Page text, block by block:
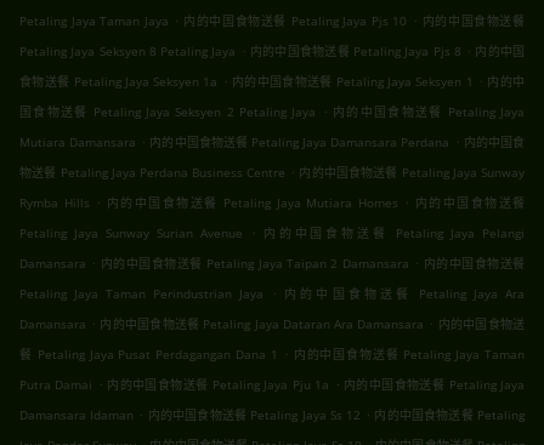
Petaling Jaya Taman Jaya . 内的中国食物送餐 Petaling Jaya Pjs 10 . 内的中国食物送餐
Petaling Jaya Seksyen 8 Petaling Jaya . 内的中国食物送餐 Petaling Jaya Pjs 8 . 内的中国
食物送餐 Petaling Jaya Seksyen 1a . 内的中国食物送餐 Petaling Jaya Seksyen 1 . 内的中
国食物送餐 Petaling Jaya Seksyen 2 Petaling Jaya
. 内的中国食物送餐 Petaling Jaya
Mutiara Damansara . 内的中国食物送餐 Petaling Jaya Damansara Perdana . 内的中国食
物送餐 Petaling Jaya Perdana Business Centre . 内的中国食物送餐 Petaling Jaya Sunway
Rymba Hills . 内的中国食物送餐 Petaling Jaya Mutiara Homes . 内的中国食物送餐
Petaling Jaya Sunway Surian Avenue
. 内的中国食物送餐 Petaling Jaya Pelangi
Damansara . 内的中国食物送餐 Petaling Jaya Taipan 2 Damansara . 内的中国食物送餐
Petaling Jaya Taman Perindustrian Jaya
. 内的中国食物送餐 Petaling Jaya Ara
Damansara . 内的中国食物送餐 Petaling Jaya Dataran Ara Damansara . 内的中国食物送
餐 Petaling Jaya Pusat Perdagangan Dana 1
. 内的中国食物送餐 Petaling Jaya Taman
Putra Damai . 内的中国食物送餐 Petaling Jaya Pju 1a . 内的中国食物送餐 Petaling Jaya
Damansara Idaman . 内的中国食物送餐 Petaling Jaya Ss 12 . 内的中国食物送餐 Petaling